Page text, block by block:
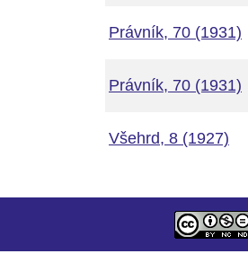
Právník, 70 (1931)
Právník, 70 (1931)
Všehrd, 8 (1927)